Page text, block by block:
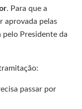
. Para que a
aprovada pelas
pelo Presidente da
passar por